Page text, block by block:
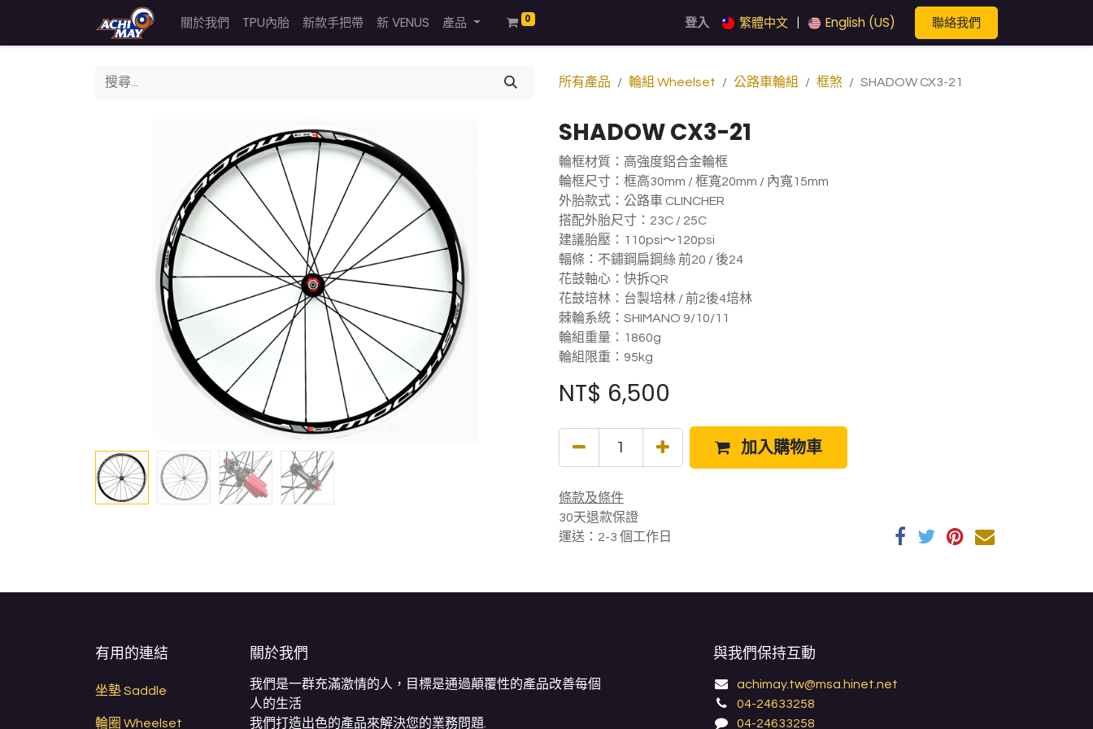
關於我們 TPU內胎 新款手把帶 新 VENUS 產品 0 登入 繁體中文 English (US) 聯絡我們
所有產品 輪組 Wheelset 公路車輪組 框煞 SHADOW CX3-21
SHADOW CX3-21
輪框材質：高強度鋁合金輪框
輪框尺寸：框高30mm / 框寬20mm / 內寬15mm
外胎款式：公路車 CLINCHER
搭配外胎尺寸：23C / 25C
建議胎壓：110psi～120psi
輻條：不鏽鋼扁鋼絲 前20 / 後24
花鼓軸心：快拆QR
花鼓培林：台製培林 / 前2後4培林
棘輪系統：SHIMANO 9/10/11
輪組重量：1860g
輪組限重：95kg
NT$ 6,500
加入購物車
條款及條件
30天退款保證
運送：2-3 個工作日
有用的連結
坐墊 Saddle
輪圈 Wheelset
關於我們
我們是一群充滿激情的人，目標是通過顛覆性的產品改善每個
人的生活
我們打造出色的產品來解決您的業務問題.
與我們保持互動
achimay.tw@msa.hinet.net
04-24633258
04-24633258